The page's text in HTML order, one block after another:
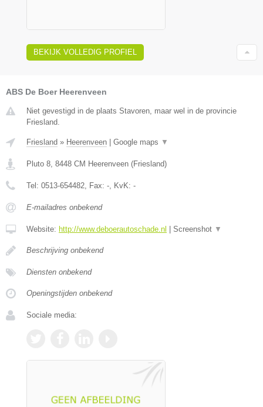
BEKIJK VOLLEDIG PROFIEL
ABS De Boer Heerenveen
Niet gevestigd in de plaats Stavoren, maar wel in de provincie
Friesland.
Friesland » Heerenveen Google maps ▼
Pluto 8, 8448 CM Heerenveen (Friesland)
Tel: 0513-654482, Fax: -, KvK: -
E-mailadres onbekend
Website: http://www.deboerautoschade.nl Screenshot ▼
Beschrijving onbekend
Diensten onbekend
Openingstijden onbekend
Sociale media: